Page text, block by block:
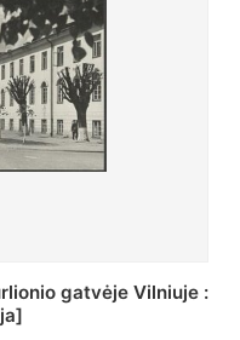
J. Pilsudskio kolegija